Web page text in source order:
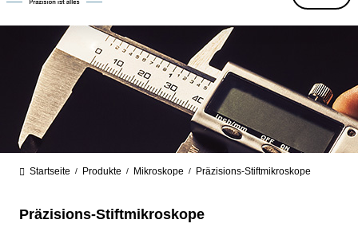
Startseite / Produkte / Mikroskope / Präzisions-Stiftmikroskope
Präzisions-Stiftmikroskope